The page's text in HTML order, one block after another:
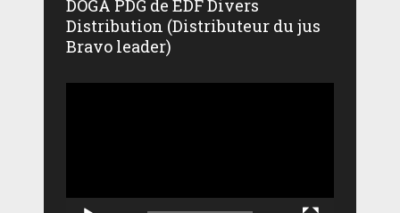
DOGA PDG de EDF Divers
Distribution (Distributeur du jus
Bravo leader)